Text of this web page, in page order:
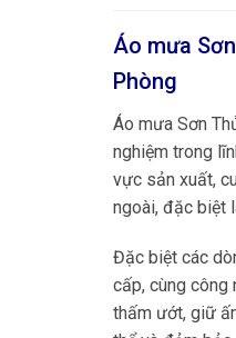
Áo mưa
Phòng
Áo mưa Sơn
nghiệm trong
vực sản xuất,
ngoài, đặc biệt
Đặc biệt các
cấp, cùng công
thấm ướt, giữ